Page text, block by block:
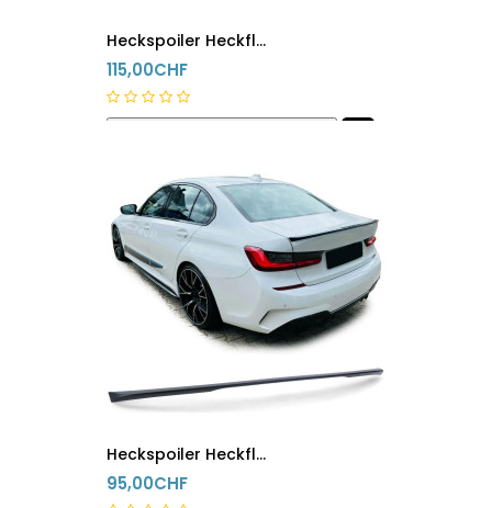
Heckspoiler Heckflügel BMW 3er M E93 Schwarz Glanz
115,00CHF
Heckspoiler Heckflügel Bmw 3er M G20 G28 G80 Schwarz
95,00CHF